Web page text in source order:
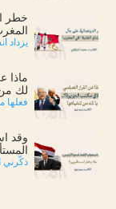
خطر
يزداد
ماذا
لك من
فعلها
وقد
ذكّرني